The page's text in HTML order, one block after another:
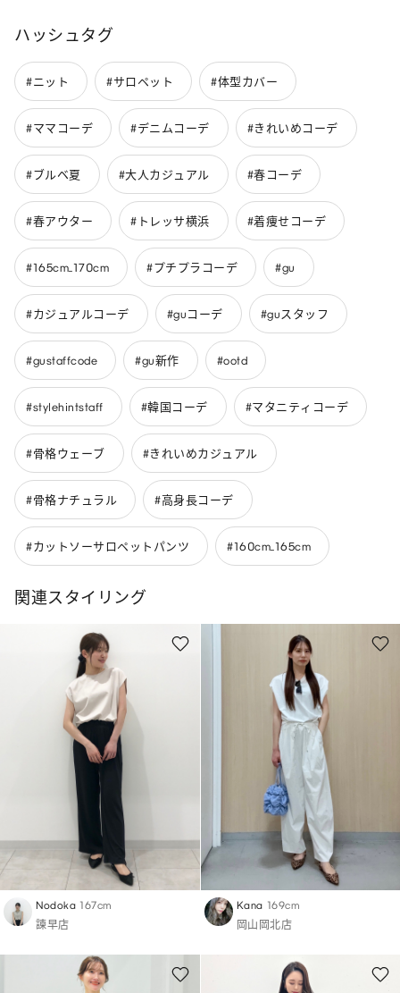
ハッシュタグ
#ニット #サロペット #体型カバー
#ママコーデ #デニムコーデ #きれいめコーデ
#ブルベ夏 #大人カジュアル #春コーデ
#春アウター #トレッサ横浜 #着痩せコーデ
#165cm_170cm #プチプラコーデ #gu
#カジュアルコーデ #guコーデ #guスタッフ
#gustaffcode #gu新作 #ootd
#stylehintstaff #韓国コーデ #マタニティコーデ
#骨格ウェーブ #きれいめカジュアル
#骨格ナチュラル #高身長コーデ
#カットソーサロペットパンツ #160cm_165cm
関連スタイリング
Nodoka 167cm
諫早店
Kana 169cm
岡山岡北店